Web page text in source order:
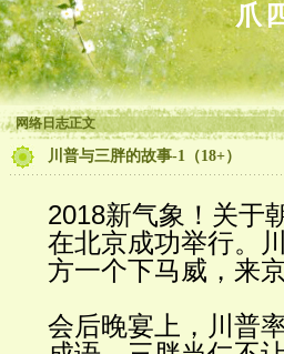
爪
网络日志正文
川普与三胖的故事-1（18+）
2018新气象！关于
在北京成功举行。
方一个下马威，来
会后晚宴上，川普